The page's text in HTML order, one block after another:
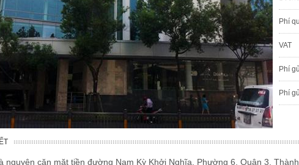
Phí
VAT
Phí
Phí
nguyên căn mặt tiền đường Nam Kỳ Khởi Nghĩa, Phường 6, Quận 3,